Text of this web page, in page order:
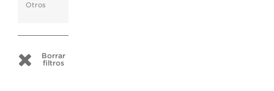
Otros
Borrar
filtros